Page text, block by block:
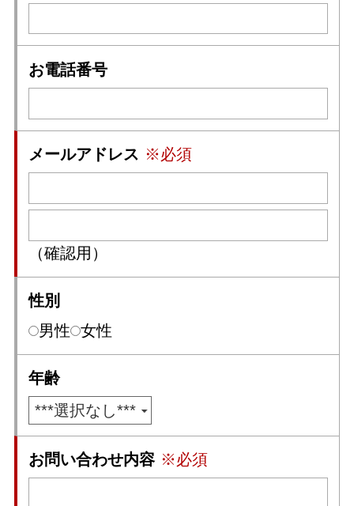
お電話番号
メールアドレス ※必須
（確認用）
性別
男性 女性
年齢
お問い合わせ内容 ※必須